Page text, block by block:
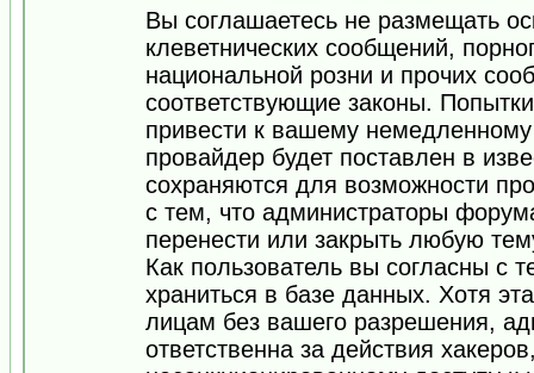
Вы соглашаетесь не размещать
клеветнических сообщений,
национальной розни и прочих
соответствующие законы.
привести к вашему
провайдер будет поставлен в
сохраняются для возможности
с тем, что администраторы
перенести или закрыть любую
Как пользователь вы согласны с
храниться в базе данных. Хотя
лицам без вашего разрешения,
ответственна за действия